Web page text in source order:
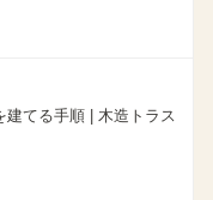
建てる手順 | 木造トラス